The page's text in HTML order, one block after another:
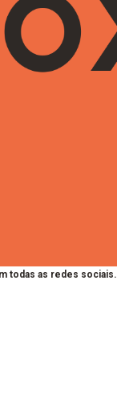
todas as redes sociais.